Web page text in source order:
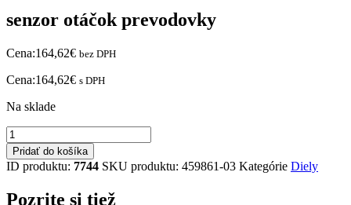
senzor otáčok prevodovky
Cena:164,62€ bez DPH
Cena:164,62€ s DPH
Na sklade
množstvo
senzor
otáčok
prevodovky
Pridať do košíka
ID produktu: 7744 SKU produktu: 459861-03 Kategórie Diely
Pozrite si tiež